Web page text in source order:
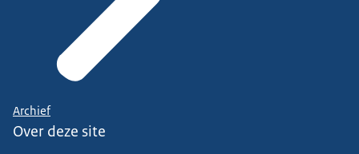
Archief
Over deze site